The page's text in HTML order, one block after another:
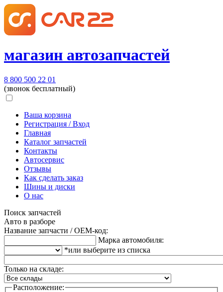
магазин автозапчастей
8 800 500 22 01
(звонок бесплатный)
Ваша корзина
Регистрация / Вход
Главная
Каталог запчастей
Контакты
Автосервис
Отзывы
Как сделать заказ
Шины и диски
О нас
Поиск запчастей
Авто в разборе
Название запчасти / OEM-код:
Марка автомобиля:
*или выберите из списка
Только на складе:
Расположение: